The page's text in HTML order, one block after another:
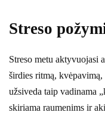
Streso
Streso metu aktyvuojasi
širdies ritmą,
užsiveda taip vadinama
skiriama raumenims ir